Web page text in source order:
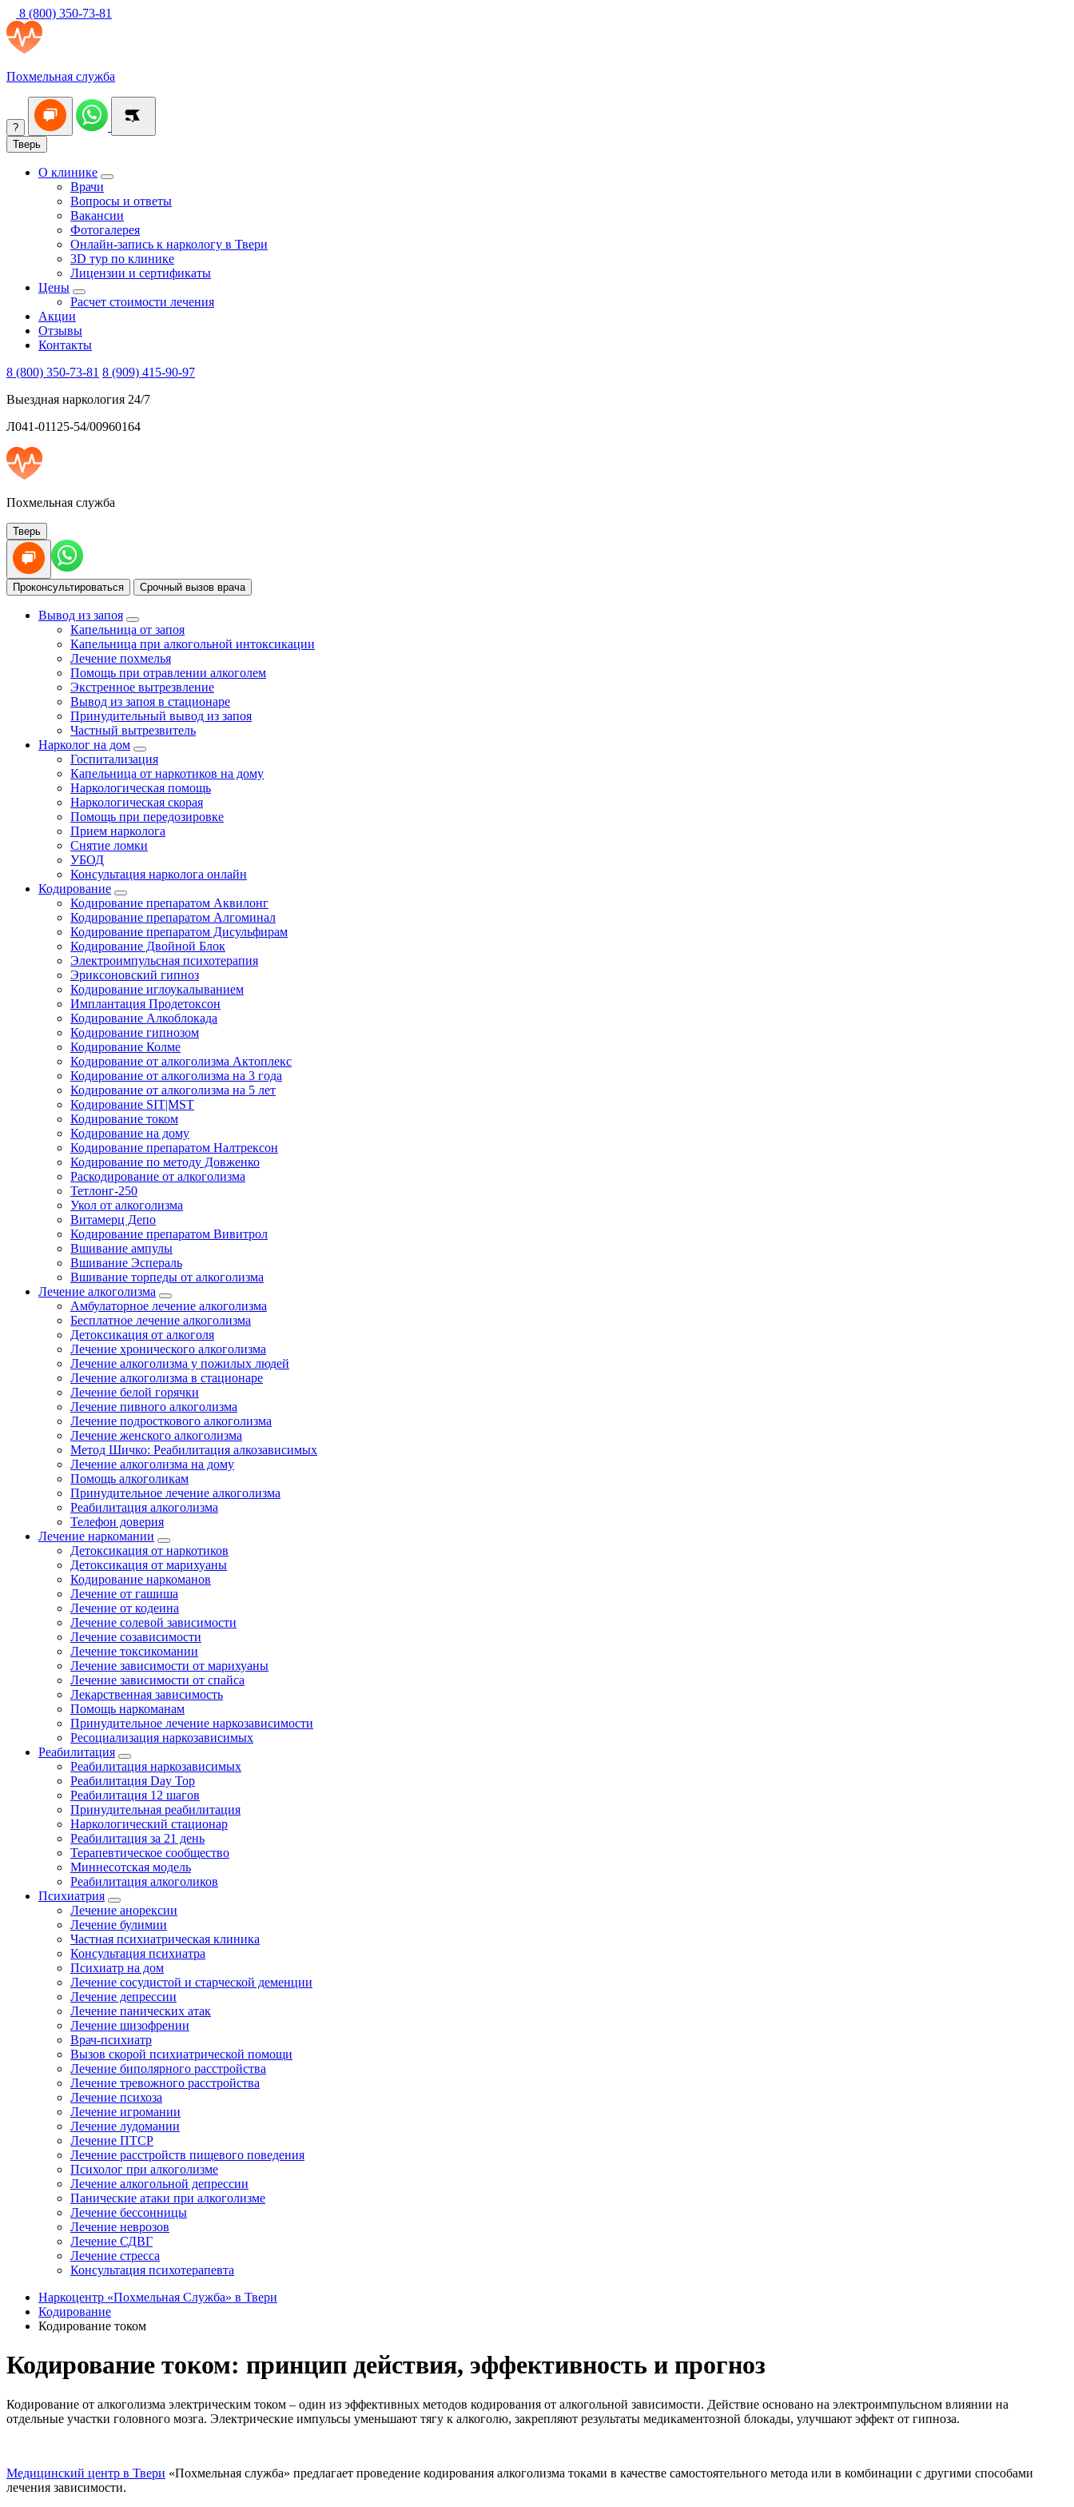
8 (800) 350-73-81
Похмельная служба
?
Тверь
О клинике
Врачи
Вопросы и ответы
Вакансии
Фотогалерея
Онлайн-запись к наркологу в Твери
3D тур по клинике
Лицензии и сертификаты
Цены
Расчет стоимости лечения
Акции
Отзывы
Контакты
8 (800) 350-73-81 8 (909) 415-90-97
Выездная наркология 24/7
Л041-01125-54/00960164
Похмельная служба
Тверь
Проконсультироваться Срочный вызов врача
Вывод из запоя
Капельница от запоя
Капельница при алкогольной интоксикации
Лечение похмелья
Помощь при отравлении алкоголем
Экстренное вытрезвление
Вывод из запоя в стационаре
Принудительный вывод из запоя
Частный вытрезвитель
Нарколог на дом
Госпитализация
Капельница от наркотиков на дому
Наркологическая помощь
Наркологическая скорая
Помощь при передозировке
Прием нарколога
Снятие ломки
УБОД
Консультация нарколога онлайн
Кодирование
Кодирование препаратом Аквилонг
Кодирование препаратом Алгоминал
Кодирование препаратом Дисульфирам
Кодирование Двойной Блок
Электроимпульсная психотерапия
Эриксоновский гипноз
Кодирование иглоукалыванием
Имплантация Продетоксон
Кодирование Алкоблокада
Кодирование гипнозом
Кодирование Колме
Кодирование от алкоголизма Актоплекс
Кодирование от алкоголизма на 3 года
Кодирование от алкоголизма на 5 лет
Кодирование SIT|MST
Кодирование током
Кодирование на дому
Кодирование препаратом Налтрексон
Кодирование по методу Довженко
Раскодирование от алкоголизма
Тетлонг-250
Укол от алкоголизма
Витамерц Депо
Кодирование препаратом Вивитрол
Вшивание ампулы
Вшивание Эспераль
Вшивание торпеды от алкоголизма
Лечение алкоголизма
Амбулаторное лечение алкоголизма
Бесплатное лечение алкоголизма
Детоксикация от алкоголя
Лечение хронического алкоголизма
Лечение алкоголизма у пожилых людей
Лечение алкоголизма в стационаре
Лечение белой горячки
Лечение пивного алкоголизма
Лечение подросткового алкоголизма
Лечение женского алкоголизма
Метод Шичко: Реабилитация алкозависимых
Лечение алкоголизма на дому
Помощь алкоголикам
Принудительное лечение алкоголизма
Реабилитация алкоголизма
Телефон доверия
Лечение наркомании
Детоксикация от наркотиков
Детоксикация от марихуаны
Кодирование наркоманов
Лечение от гашиша
Лечение от кодеина
Лечение солевой зависимости
Лечение созависимости
Лечение токсикомании
Лечение зависимости от марихуаны
Лечение зависимости от спайса
Лекарственная зависимость
Помощь наркоманам
Принудительное лечение наркозависимости
Ресоциализация наркозависимых
Реабилитация
Реабилитация наркозависимых
Реабилитация Day Top
Реабилитация 12 шагов
Принудительная реабилитация
Наркологический стационар
Реабилитация за 21 день
Терапевтическое сообщество
Миннесотская модель
Реабилитация алкоголиков
Психиатрия
Лечение анорексии
Лечение булимии
Частная психиатрическая клиника
Консультация психиатра
Психиатр на дом
Лечение сосудистой и старческой деменции
Лечение депрессии
Лечение панических атак
Лечение шизофрении
Врач-психиатр
Вызов скорой психиатрической помощи
Лечение биполярного расстройства
Лечение тревожного расстройства
Лечение психоза
Лечение игромании
Лечение лудомании
Лечение ПТСР
Лечение расстройств пищевого поведения
Психолог при алкоголизме
Лечение алкогольной депрессии
Панические атаки при алкоголизме
Лечение бессонницы
Лечение неврозов
Лечение СДВГ
Лечение стресса
Консультация психотерапевта
Наркоцентр «Похмельная Служба» в Твери
Кодирование
Кодирование током
Кодирование током: принцип действия, эффективность и прогноз
Кодирование от алкоголизма электрическим током – один из эффективных методов кодирования от алкогольной зависимости. Действие основано на электроимпульсном влиянии на
отдельные участки головного мозга. Электрические импульсы уменьшают тягу к алкоголю, закрепляют результаты медикаментозной блокады, улучшают эффект от гипноза.
Медицинский центр в Твери «Похмельная служба» предлагает проведение кодирования алкоголизма токами в качестве самостоятельного метода или в комбинации с другими способами
лечения зависимости.